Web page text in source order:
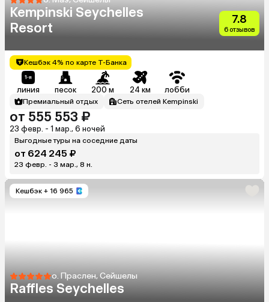
Kempinski Seychelles
Resort
7.8
6 отзывов
Кешбэк 4% по карте Т-Банка
линия песок 200 м 24 км лобби
Премиальный отдых Сеть отелей Kempinski
от 555 553 ₽
23 февр. - 1 мар., 6 ночей
Выгодные туры на соседние даты
от 624 245 ₽
23 февр. - 3 мар., 8 н.
Кешбэк + 16 965
о. Праслен, Сейшелы
Raffles Seychelles